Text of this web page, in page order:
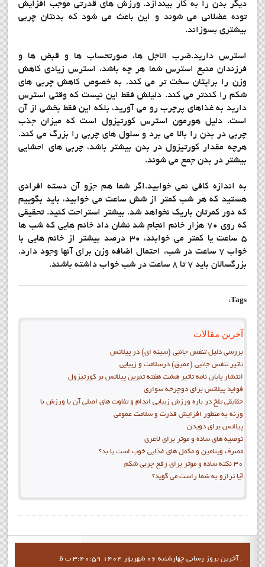
دیگر بدن را به کار بیندازد. ورزش های قدرتی موجب افزایش
توده عضلانی می شوند و این باعث می شود که بدنتان چربی
بیشتری بسوزاند.
استرس دارید.ضرب الاجل ها، صورتحساب ها و قبض ها و
فرزندان منبع استرس شما هر چه باشد، استرس زیادی کاهش
وزن را برایتان سخت تر می کند، به خصوص کاهش چربی های
شکم را کندتر می کند. دلیلش فقط این نیست که وقتی استرس
دارید به غذاهای پرچرب رو می آورید، بلکه این فقط بخشی از آن
است. دلیل هورمون استرس کورتیزول است که میزان جذب
چربی در بدن را بالا می برد و سلول های چربی را بزرگ می کند.
هرچه مقدار کورتیزول در بدن بیشتر باشد، چربی های احشایی
بیشتر در بدن جمع می شوند.
به اندازه کافی نمی خوابید.اگر شما هم جزو آن دسته افرادی
هستید که هر شب کمتر از شش ساعت می خوابید، باید بگوییم
که دور کمرتان باریک نخواهد شد. بیشتر استراحت کنید. تحقیقی
که روی ۷۰ هزار خانم انجام شد نشان داد خانم هایی که شب ها
۵ ساعت یا کمتر می خوابند، ۳۰ درصد بیشتر از خانم هایی با
خواب ۷ ساعت در شب، احتمال اضافه وزن برای آنها وجود دارد.
بزرگسالان باید ۷ تا ۸ ساعت در شب خواب داشته باشند.
Tags:
آخرین مقالات
بررسی دلیل تنفس جانبی (سینه ای) در پیلاتس
تاثیر تنفس جانبی (عمیق) درسلامت و زیبایی
انتشار پايان نامه تاثیر هشت هفته تمرین پیلاتس بر کورتیزول
فواید پيلاتس برای دوچرخه سواری
حقایقی تلخ در باره ورزش زیبایی اندام و تفاوت های اصلی آن با ورزش با
وزنه به منظور افزایش قدرت و سلامت عمومی
پیلاتس برای دویدن
توصیه های ساده و موثر برای لاغری
مصرف ویتامین و مکمل های غذایی خوب است یا بد؟
30 نکته ساده و موثر برای رفع چربی شکم
آیا ترازو به شما راست می گوید؟
آخرين بروز رساني چهارشنبه 06 شهریور 1404 3:40:59 ب ظ .